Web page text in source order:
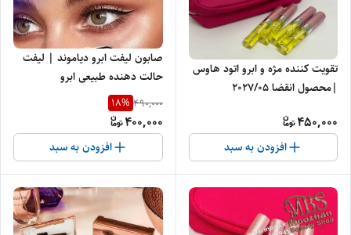
تقویت کننده مژه و ابرو اتود هاوس
|محصول انقضا 2027/05
450,000
افزودن به سبد
صابون لیفت ابرو دیاموند | لیفت
حالت دهنده طبیعی ابرو
490,000
18%
400,000
افزودن به سبد